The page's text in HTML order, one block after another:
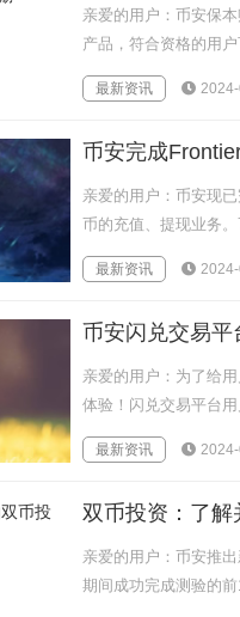
亲爱的用户：币安保
产品，符合资格的用
最新资讯
币安完成
亲爱的用户：币安现
币的充值、提现业务
最新资讯
币安闪兑交易
亲爱的用户：为了给
体验！闪兑交易平台
最新资讯
双币投资：了
亲爱的用户：币安推
期间成功完成测验的